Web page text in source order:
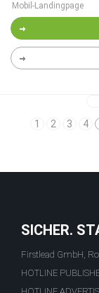
Mobil-Landingpage
1
2 3 4
SICHER.
Firstlead GmbH,
HOTLINE